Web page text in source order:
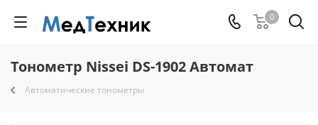
0
Тонометр Nissei DS-1902 Автомат
Автоматические тонометры